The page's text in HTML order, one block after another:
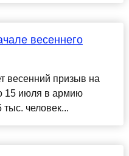
весеннего
весенний призыв на
15 июля в армию
человек...